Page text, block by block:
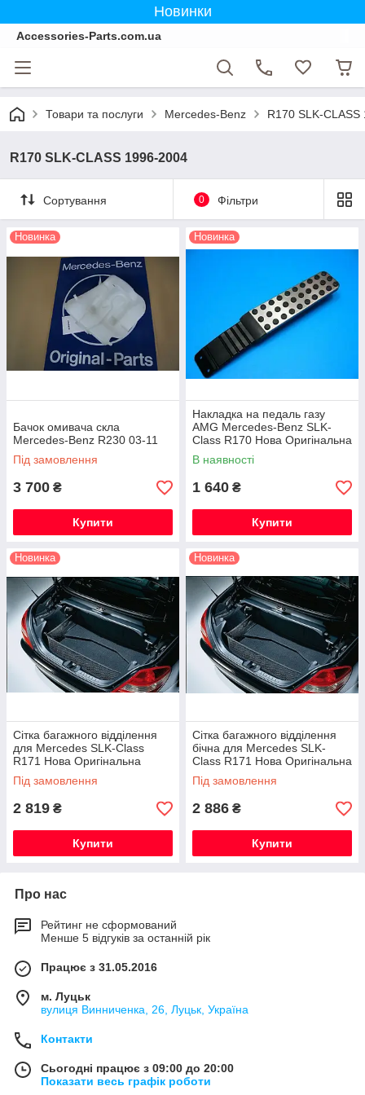
Новинки
Accessories-Parts.com.ua
Товари та послуги Mercedes-Benz R170 SLK-CLASS
R170 SLK-CLASS 1996-2004
Сортування 0 Фільтри
Новинка
Бачок омивача скла
Mercedes-Benz R230 03-11
Під замовлення
3 700 ₴
Купити
Новинка
Накладка на педаль газу
AMG Mercedes-Benz SLK-
Class R170 Нова Оригінальна
В наявності
1 640 ₴
Купити
Новинка
Сітка багажного відділення
для Mercedes SLK-Class
R171 Нова Оригінальна
Під замовлення
2 819 ₴
Купити
Новинка
Сітка багажного відділення
бічна для Mercedes SLK-
Class R171 Нова Оригінальна
Під замовлення
2 886 ₴
Купити
Про нас
Рейтинг не сформований
Менше 5 відгуків за останній рік
Працює з 31.05.2016
м. Луцьк
вулиця Винниченка, 26, Луцьк, Україна
Контакти
Сьогодні працює з 09:00 до 20:00
Показати весь графік роботи